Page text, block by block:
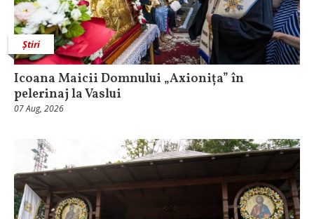
Știri
Icoana Maicii Domnului „Axionița” în
pelerinaj la Vaslui
07 Aug, 2026